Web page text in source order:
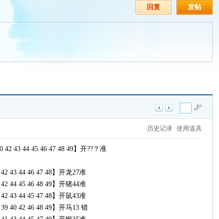
发帖
回复
历史记录 使用道具
42 43 44 45 46 47 48 49】开??？准
43 44 46 47 48】开龙27准
44 45 46 48 49】开猪44准
43 44 45 47 48】开鼠43准
40 42 46 48 49】开马13 错